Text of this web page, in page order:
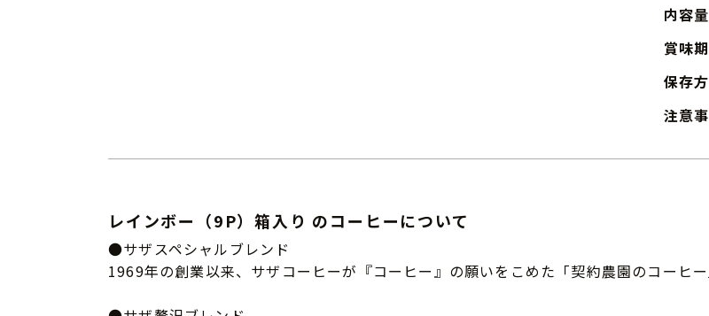
内容量
賞味
保存
注意
レインボー（9P）箱入り のコーヒーについて
●サザスペシャルブレンド
1969年の創業以来、サザコーヒーが『コーヒー』の願いをこめた「契約農園のコーヒー